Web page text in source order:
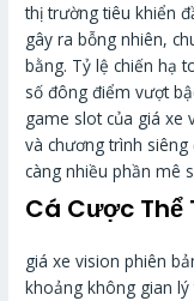
thị trường tiêu khiển
gây ra bỗng nhiên,
bằng. Tỷ lệ chiến hạ
số đông điểm vượt
game slot của giá xe
và chương trình
càng nhiều phần mê
Cá Cược Thể
giá xe vision phiên
khoảng không gian